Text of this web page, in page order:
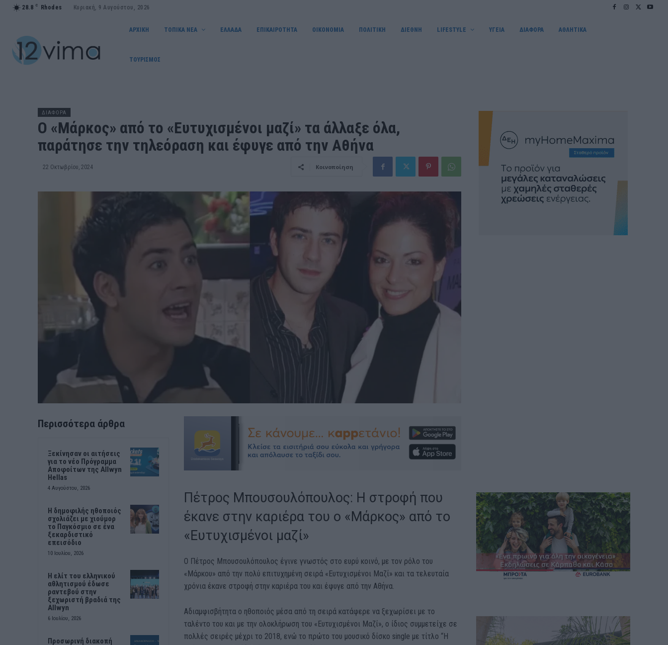
28.8 C Rhodes Κυριακή, 9 Αυγούστου, 2026
ΑΡΧΙΚΗ ΤΟΠΙΚΑ ΝΕΑ ΕΛΛΑΔΑ ΕΠΙΚΑΙΡΟΤΗΤΑ OIKONOMIA ΠΟΛΙΤΙΚΗ ΔΙΕΘΝΗ LIFESTYLE ΥΓΕΙΑ ΔΙΑΦΟΡΑ ΑΘΛΗΤΙΚΑ
ΤΟΥΡΙΣΜΟΣ
ΔΙΑΦΟΡΑ
Ο «Μάρκος» από το «Ευτυχισμένοι μαζί» τα άλλαξε όλα,
παράτησε την τηλεόραση και έφυγε από την Αθήνα
22 Οκτωβρίου, 2024 Κοινοποίηση
Περισσότερα άρθρα
Ξεκίνησαν οι αιτήσεις
για το νέο Πρόγραμμα
Αποφοίτων της Allwyn
Hellas
4 Αυγούστου, 2026
Η δημοφιλής ηθοποιός
σχολιάζει με χιούμορ
το Παγκόσμιο σε ένα
ξεκαρδιστικό
επεισόδιο
10 Ιουλίου, 2026
Η ελίτ του ελληνικού
αθλητισμού έδωσε
ραντεβού στην
ξεχωριστή βραδιά της
Allwyn
6 Ιουλίου, 2026
Προσωρινή διακοπή
Πέτρος Μπουσουλόπουλος: Η στροφή που
έκανε στην καριέρα του ο «Μάρκος» από το
«Ευτυχισμένοι μαζί»
Ο Πέτρος Μπουσουλόπουλος έγινε γνωστός στο ευρύ κοινό, με τον ρόλο του
«Μάρκου» από την πολύ επιτυχημένη σειρά «Ευτυχισμένοι Μαζί» και τα τελευταία
χρόνια έκανε στροφή στην καριέρα του και έφυγε από την Αθήνα.
Αδιαμφισβήτητα ο ηθοποιός μέσα από τη σειρά κατάφερε να ξεχωρίσει με το
ταλέντο του και με την ολοκλήρωση του «Ευτυχισμένοι Μαζί», ο ίδιος συμμετείχε σε
πολλές σειρές μέχρι το 2018, ενώ το πρώτο του μουσικό δίσκο single με τίτλο “Η